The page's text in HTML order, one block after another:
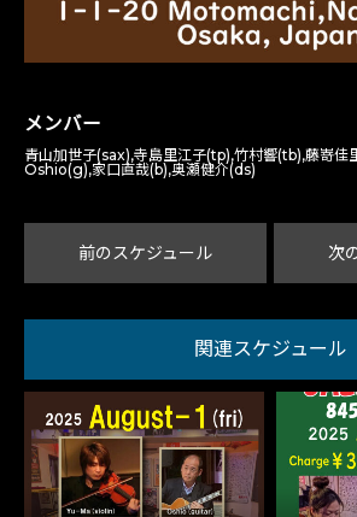
メンバー
青山加世子(sax),寺島里江子(tp),竹村響(tb),藤嵜佳
Oshio(g),家口直哉(b),奥瀬健介(ds)
前のスケジュール 次
関連スケジュール